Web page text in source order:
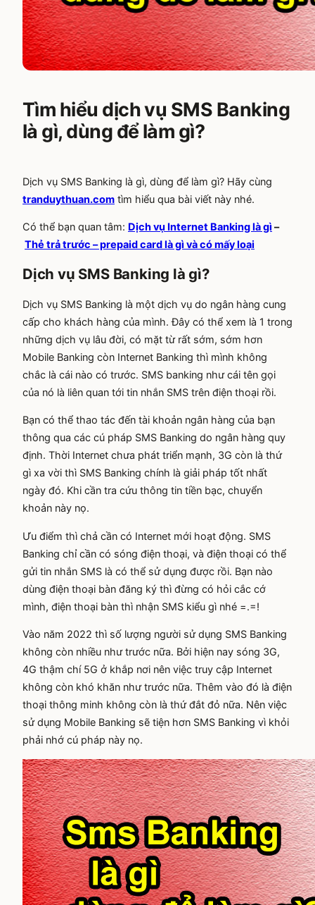
Tìm hiểu dịch vụ SMS Banking
là gì, dùng để làm gì?
Dịch vụ SMS Banking là gì, dùng để làm gì? Hãy cùng
tranduythuan.com tìm hiểu qua bài viết này nhé.
Có thể bạn quan tâm: Dịch vụ Internet Banking là gì –
Thẻ trả trước – prepaid card là gì và có mấy loại
Dịch vụ SMS Banking là gì?
Dịch vụ SMS Banking là một dịch vụ do ngân hàng cung
cấp cho khách hàng của mình. Đây có thể xem là 1 trong
những dịch vụ lâu đời, có mặt từ rất sớm, sớm hơn
Mobile Banking còn Internet Banking thì mình không
chắc là cái nào có trước. SMS banking như cái tên gọi
của nó là liên quan tới tin nhắn SMS trên điện thoại rồi.
Bạn có thể thao tác đến tài khoản ngân hàng của bạn
thông qua các cú pháp SMS Banking do ngân hàng quy
định. Thời Internet chưa phát triển mạnh, 3G còn là thứ
gì xa vời thì SMS Banking chính là giải pháp tốt nhất
ngày đó. Khi cần tra cứu thông tin tiền bạc, chuyển
khoản này nọ.
Ưu điểm thì chả cần có Internet mới hoạt động. SMS
Banking chỉ cần có sóng điện thoại, và điện thoại có thể
gửi tin nhắn SMS là có thể sử dụng được rồi. Bạn nào
dùng điện thoại bàn đăng ký thì đừng có hỏi cắc cớ
mình, điện thoại bàn thì nhận SMS kiểu gì nhé =.=!
Vào năm 2022 thì số lượng người sử dụng SMS Banking
không còn nhiều như trước nữa. Bởi hiện nay sóng 3G,
4G thậm chí 5G ở khắp nơi nên việc truy cập Internet
không còn khó khăn như trước nữa. Thêm vào đó là điện
thoại thông minh không còn là thứ đắt đỏ nữa. Nên việc
sử dụng Mobile Banking sẽ tiện hơn SMS Banking vì khỏi
phải nhớ cú pháp này nọ.